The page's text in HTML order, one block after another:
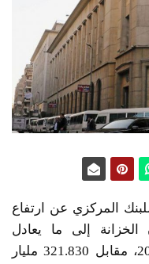
المركزي عن ارتفاع
الخزانة إلى ما يعادل
334.068 مليار جنيه بنهاية يناير 2022، مقابل 321.830 مليار